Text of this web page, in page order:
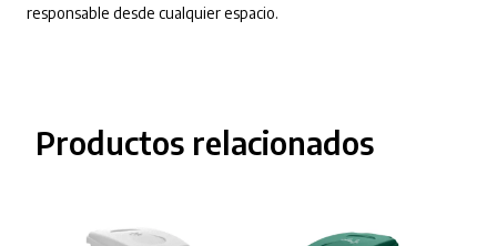
responsable desde cualquier espacio.
Productos relacionados